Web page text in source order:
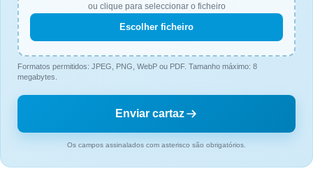
ou clique para seleccionar o ficheiro
Escolher ficheiro
Formatos permitidos: JPEG, PNG, WebP ou PDF. Tamanho máximo: 8
megabytes.
Enviar cartaz
Os campos assinalados com asterisco são obrigatórios.